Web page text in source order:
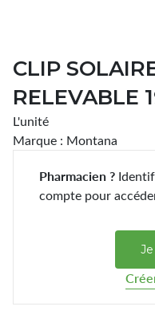
CLIP
RELEVABLE
L'unité
Marque : Montana
Pharmacien ?
compte pour